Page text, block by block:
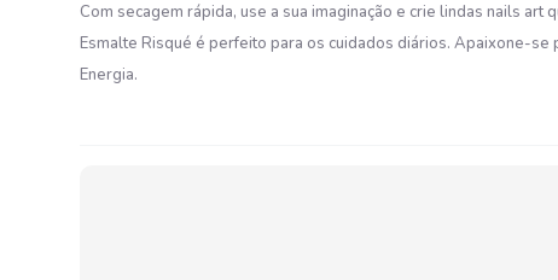
Com secagem rápida, use a sua imaginação e crie lindas nails
Esmalte Risqué é perfeito para os cuidados diários. Apaixone-se
Energia.